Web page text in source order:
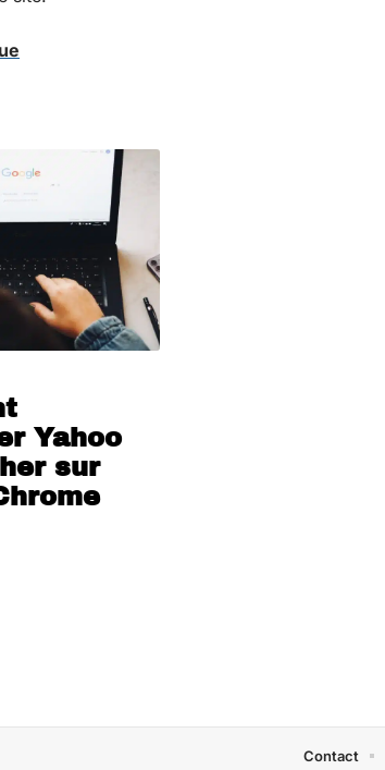
Yahoo
sur
Contact